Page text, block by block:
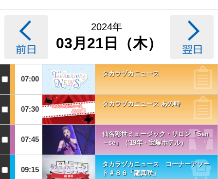
2024年
03月21日（木）
07:00
タカラヅカニュース
07:30
タカラヅカニュース あの時
07:45
仙名彩世ミュージック・サロン「Sen
－se」（'19年・宝塚ホテル）
09:15
タカラヅカニュース コーナーアソー
ト＃８６「龍真咲」